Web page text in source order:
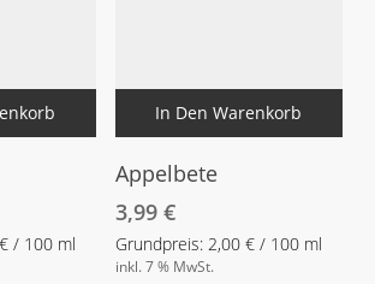
€/ 100 ml
In Den Warenkorb
Appelbete
3,99 €
Grundpreis: 2,00 €/ 100 ml
inkl. 7 % MwSt.